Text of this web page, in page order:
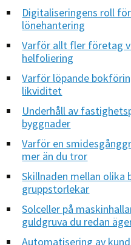
Digitaliseringens roll
lönehantering
Varför allt fler företag
helfoliering
Varför löpande
likviditet
Underhåll av
byggnader
Varför en
mer än du tror
Skillnaden mellan olika
gruppstorlekar
Solceller på
guldgruva du redan
Automatisering av